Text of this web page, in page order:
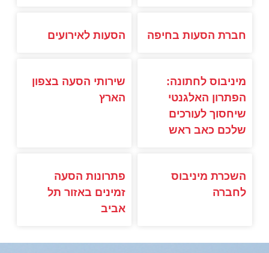
חברת הסעות בחיפה הסעות לאירועים
מיניבוס לחתונה:
הפתרון האלגנטי
שיחסוך לעורכים
שלכם כאב ראש
שירותי הסעה בצפון
הארץ
השכרת מיניבוס
לחברה
פתרונות הסעה
זמינים באזור תל
אביב